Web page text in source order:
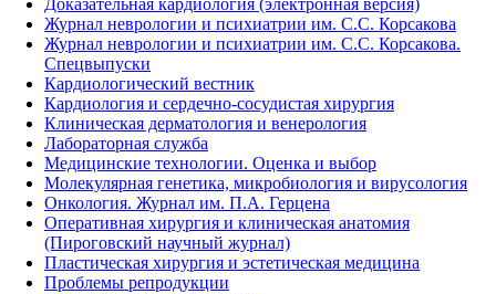
Доказательная кардиология (электронная версия)
Журнал неврологии и психиатрии им. С.С. Корсакова
Журнал неврологии и психиатрии им. С.С. Корсакова.
Спецвыпуски
Кардиологический вестник
Кардиология и сердечно-сосудистая хирургия
Клиническая дерматология и венерология
Лабораторная служба
Медицинские технологии. Оценка и выбор
Молекулярная генетика, микробиология и вирусология
Онкология. Журнал им. П.А. Герцена
Оперативная хирургия и клиническая анатомия
(Пироговский научный журнал)
Пластическая хирургия и эстетическая медицина
Проблемы репродукции